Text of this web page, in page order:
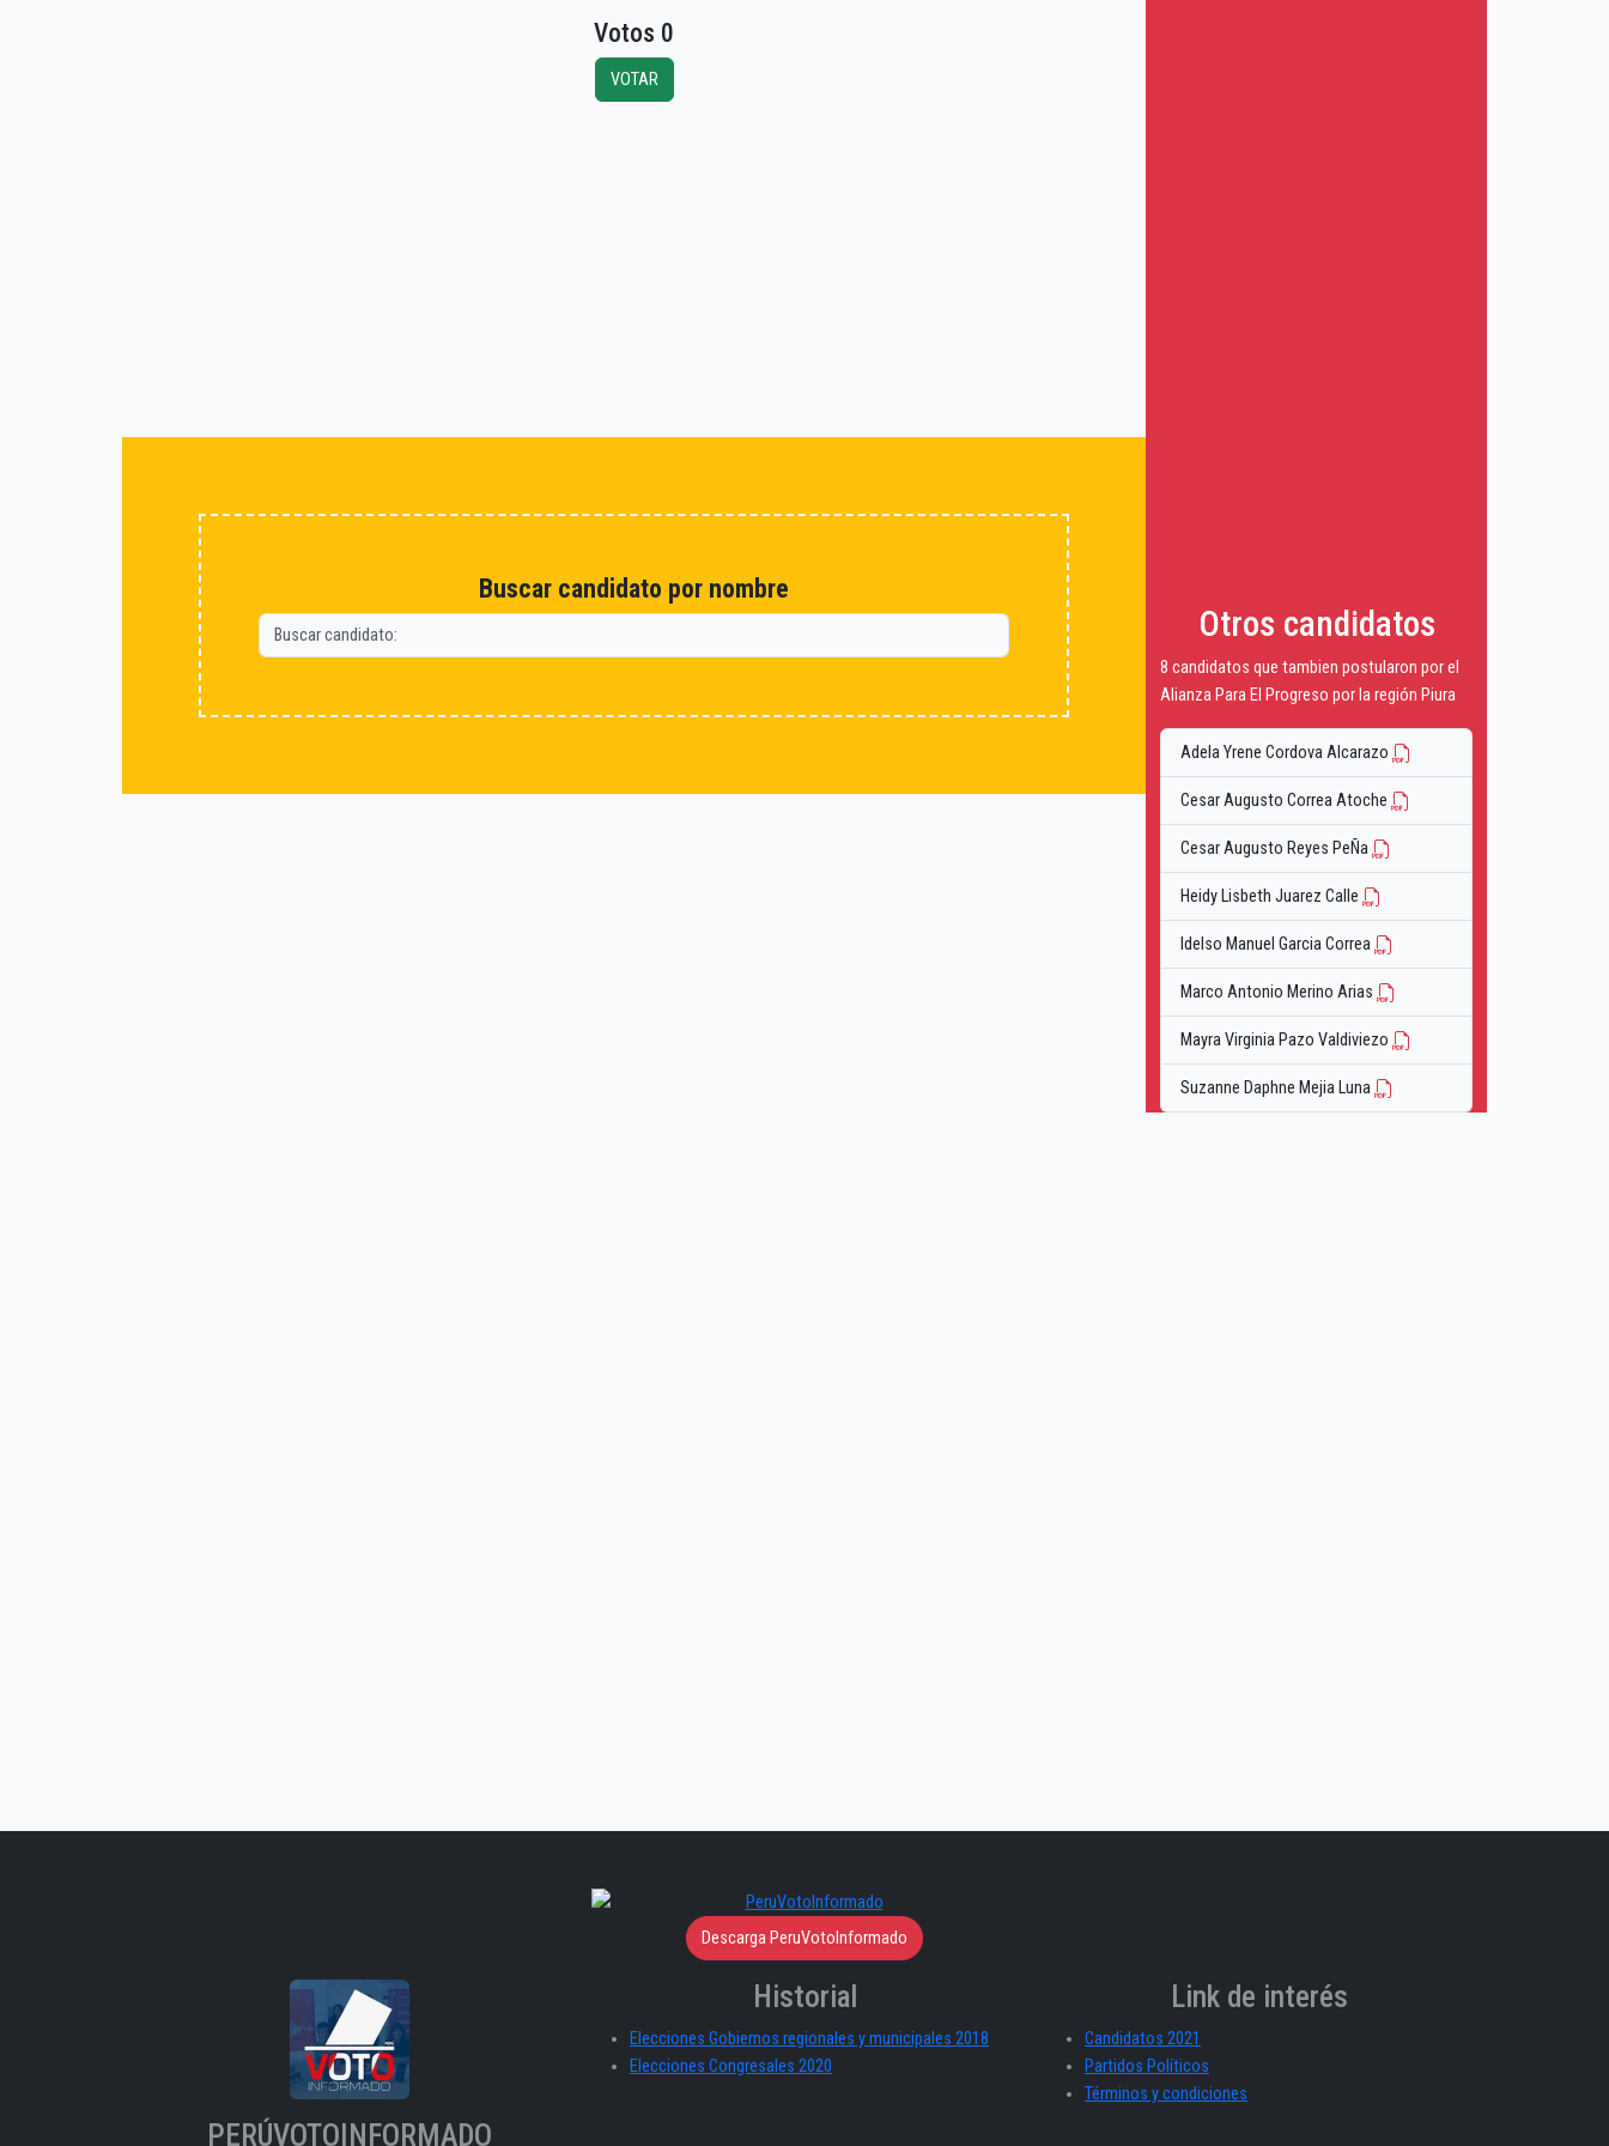
Votos 0
VOTAR
Buscar candidato por nombre
Otros candidatos
8 candidatos que tambien postularon por el
Alianza Para El Progreso por la región Piura
Adela Yrene Cordova Alcarazo
Cesar Augusto Correa Atoche
Cesar Augusto Reyes PeÑa
Heidy Lisbeth Juarez Calle
Idelso Manuel Garcia Correa
Marco Antonio Merino Arias
Mayra Virginia Pazo Valdiviezo
Suzanne Daphne Mejia Luna
Descarga PeruVotoInformado
PERÚVOTOINFORMADO
Historial
Elecciones Gobiernos regionales y municipales 2018
Elecciones Congresales 2020
Link de interés
Candidatos 2021
Partidos Políticos
Términos y condiciones